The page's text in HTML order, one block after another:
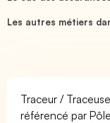
Les autres métiers
Traceur /
référencé par